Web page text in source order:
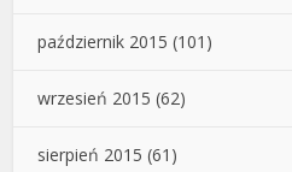
październik 2015 (101)
wrzesień 2015 (62)
sierpień 2015 (61)